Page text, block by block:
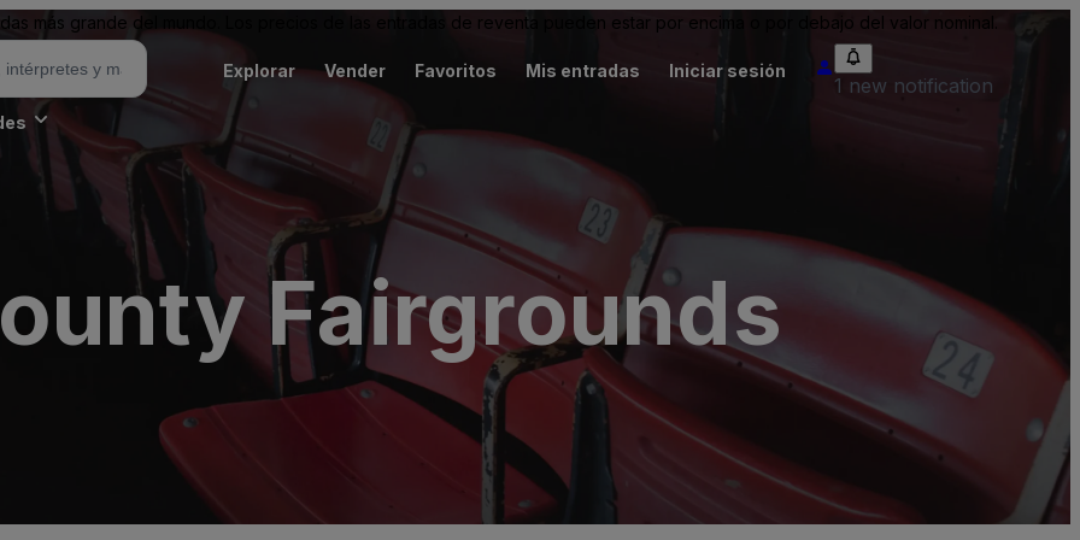
más grande del mundo. Los precios de las entradas de reventa pueden estar por encima o por debajo del valor nominal.
Explorar Vender Favoritos Mis entradas Iniciar sesión
1 new notification
Fairgrounds